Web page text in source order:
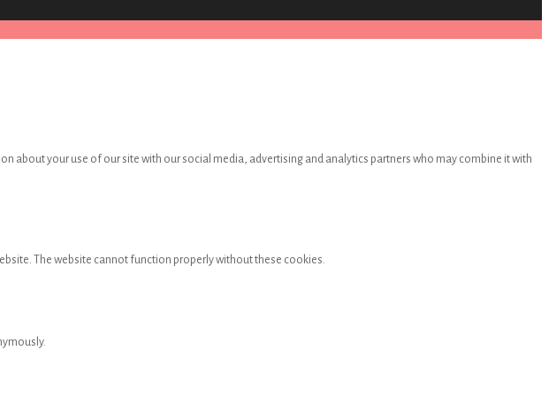
your use of our site with our social media, advertising and analytics partners who may combine it with
The website cannot function properly without these cookies.